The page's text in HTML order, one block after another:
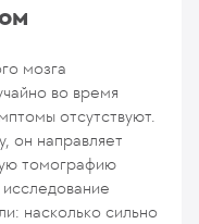
мозга
во время
отсутствуют.
он направляет
томографию
насколько сильно